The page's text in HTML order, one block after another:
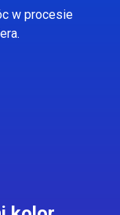
w procesie